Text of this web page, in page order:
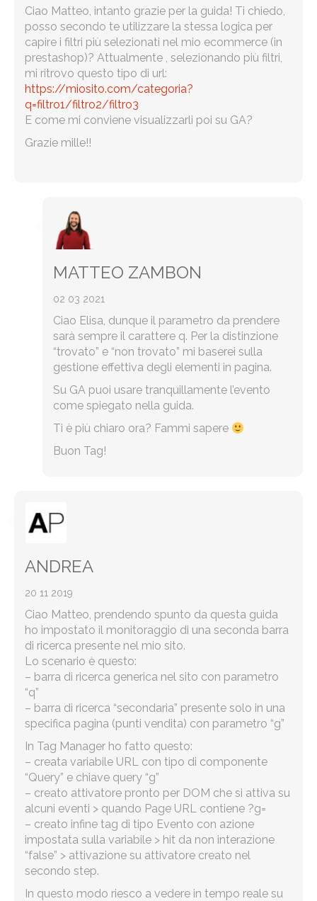
Ciao Matteo, intanto grazie per la guida! Ti chiedo,
posso secondo te utilizzare la stessa logica per
capire i filtri più selezionati nel mio ecommerce (in
prestashop)? Attualmente , selezionando più filtri,
mi ritrovo questo tipo di url:
https://miosito.com/categoria?
q=filtro1/filtro2/filtro3
E come mi conviene visualizzarli poi su GA?
Grazie mille!!
MATTEO ZAMBON
02 03 2021
Ciao Elisa, dunque il parametro da prendere
sarà sempre il carattere q. Per la distinzione
“trovato” e “non trovato” mi baserei sulla
gestione effettiva degli elementi in pagina.
Su GA puoi usare tranquillamente l’evento
come spiegato nella guida.
Ti è più chiaro ora? Fammi sapere
Buon Tag!
ANDREA
20 11 2019
Ciao Matteo, prendendo spunto da questa guida
ho impostato il monitoraggio di una seconda barra
di ricerca presente nel mio sito.
Lo scenario è questo:
– barra di ricerca generica nel sito con parametro
“q”
– barra di ricerca “secondaria” presente solo in una
specifica pagina (punti vendita) con parametro “g”
In Tag Manager ho fatto questo:
– creata variabile URL con tipo di componente
“Query” e chiave query “g”
– creato attivatore pronto per DOM che si attiva su
alcuni eventi > quando Page URL contiene ?g=
– creato infine tag di tipo Evento con azione
impostata sulla variabile > hit da non interazione
“false” > attivazione su attivatore creato nel
secondo step.
In questo modo riesco a vedere in tempo reale su